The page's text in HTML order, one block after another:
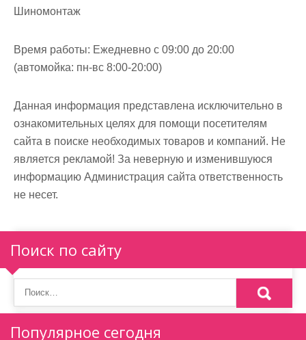
Шиномонтаж
Время работы: Ежедневно с 09:00 до 20:00
(автомойка: пн-вс 8:00-20:00)
Данная информация представлена исключительно в
ознакомительных целях для помощи посетителям
сайта в поиске необходимых товаров и компаний. Не
является рекламой! За неверную и изменившуюся
информацию Администрация сайта ответственность
не несет.
Поиск по сайту
Популярное сегодня